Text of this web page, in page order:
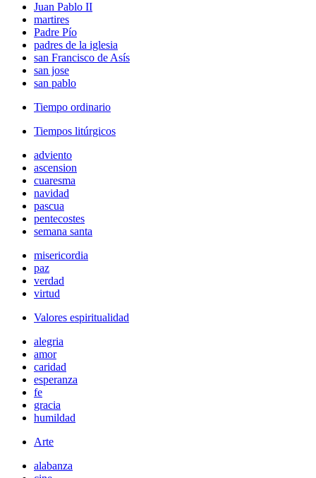
Juan Pablo II
martires
Padre Pío
padres de la iglesia
san Francisco de Asís
san jose
san pablo
Tiempo ordinario
Tiempos litúrgicos
adviento
ascension
cuaresma
navidad
pascua
pentecostes
semana santa
misericordia
paz
verdad
virtud
Valores espiritualidad
alegria
amor
caridad
esperanza
fe
gracia
humildad
Arte
alabanza